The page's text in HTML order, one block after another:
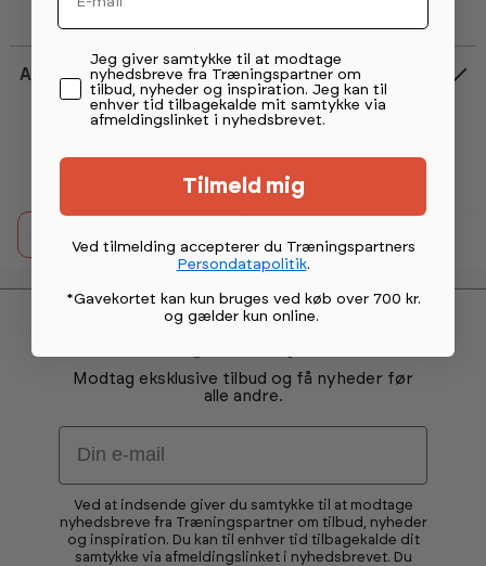
Anmeldelser
Modtag eksklusive tilbud og få nyheder før
alle andre.
Email
Ved at indsende giver du samtykke til at modtage
nyhedsbreve fra Træningspartner om tilbud, nyheder
og inspiration. Du kan til enhver tid tilbagekalde dit
samtykke via afmeldingslinket i nyhedsbrevet. Du
Permission tekst
Jeg giver samtykke til at modtage
nyhedsbreve fra Træningspartner om
tilbud, nyheder og inspiration. Jeg kan til
enhver tid tilbagekalde mit samtykke via
afmeldingslinket i nyhedsbrevet.
Tilmeld mig
Ved tilmelding accepterer du Træningspartners
Persondatapolitik.
*Gavekortet kan kun bruges ved køb over 700 kr.
og gælder kun online.